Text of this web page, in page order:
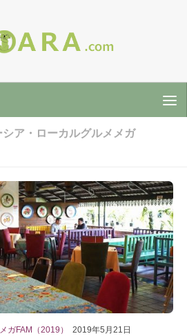
シア・ローカルグルメメガ
ガFAM（2019） 2019年5月21日